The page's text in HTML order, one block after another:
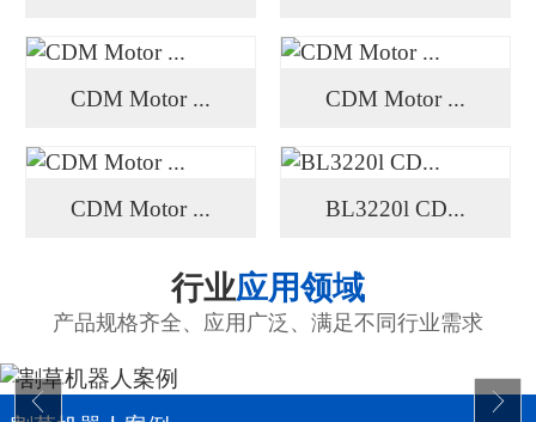
CDM Motor ... CDM Motor ...
CDM Motor ... BL3220l CD...
行业应用领域
产品规格齐全、应用广泛、满足不同行业需求